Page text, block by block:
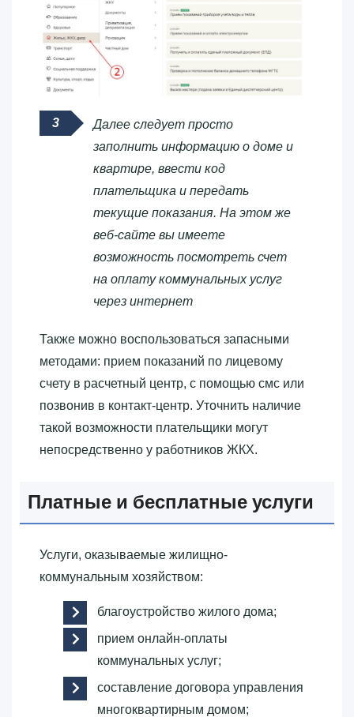
Далее следует просто
заполнить информацию о доме и
квартире, ввести код
плательщика и передать
текущие показания. На этом же
веб-сайте вы имеете
возможность посмотреть счет
на оплату коммунальных услуг
через интернет
Также можно воспользоваться запасными
методами: прием показаний по лицевому
счету в расчетный центр, с помощью смс или
позвонив в контакт-центр. Уточнить наличие
такой возможности плательщики могут
непосредственно у работников ЖКХ.
Платные и бесплатные услуги
Услуги, оказываемые жилищно-
коммунальным хозяйством:
благоустройство жилого дома;
прием онлайн-оплаты
коммунальных услуг;
составление договора управления
многоквартирным домом;